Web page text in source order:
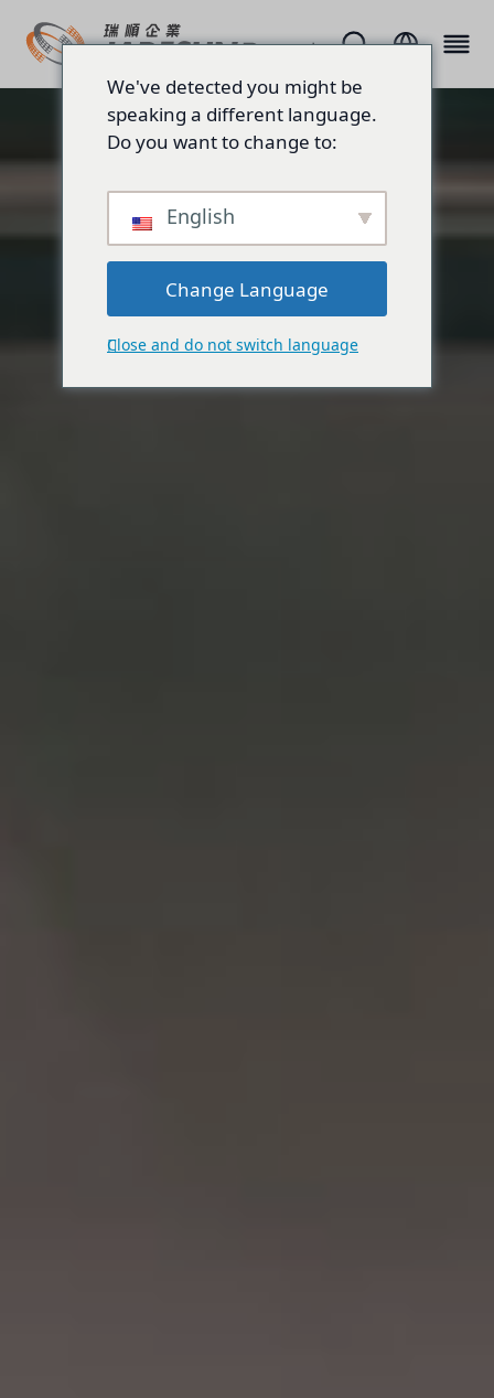
We've detected you might be
speaking a different language.
Do you want to change to:
English
Change Language
Close and do not switch language